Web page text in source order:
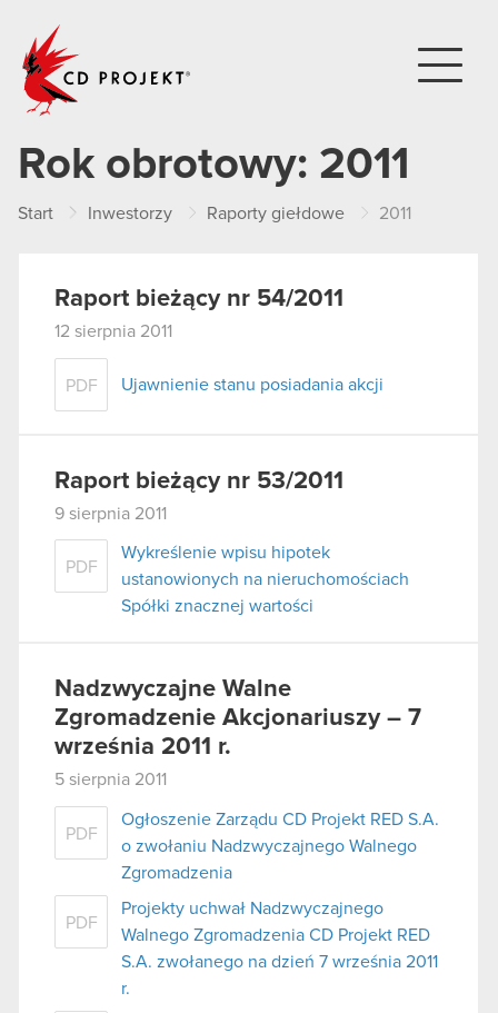
Rok obrotowy: 2011
Start Inwestorzy Raporty giełdowe 2011
Raport bieżący nr 54/2011
12 sierpnia 2011
PDF Ujawnienie stanu posiadania akcji
Raport bieżący nr 53/2011
9 sierpnia 2011
PDF
Wykreślenie wpisu hipotek
ustanowionych na nieruchomościach
Spółki znacznej wartości
Nadzwyczajne Walne
Zgromadzenie Akcjonariuszy – 7
września 2011 r.
5 sierpnia 2011
PDF
Ogłoszenie Zarządu CD Projekt RED S.A.
o zwołaniu Nadzwyczajnego Walnego
Zgromadzenia
PDF
Projekty uchwał Nadzwyczajnego
Walnego Zgromadzenia CD Projekt RED
S.A. zwołanego na dzień 7 września 2011
r.